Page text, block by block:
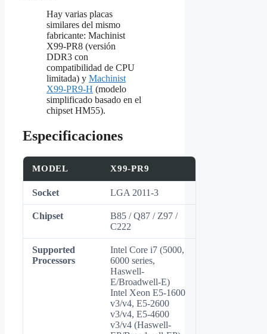
Hay varias placas
similares del mismo
fabricante: Machinist
X99‑PR8 (versión
DDR3 con
compatibilidad de CPU
limitada) y Machinist
X99‑PR9‑H (modelo
simplificado basado en el
chipset HM55).
Especificaciones
MODEL X99-PR9
Socket LGA 2011-3
Chipset
B85 / Q87 / Z97 /
C222
Supported
Processors
Intel Core i7 (5000,
6000 series,
Haswell-
E/Broadwell-E)
Intel Xeon E5-1600
v3/v4, E5-2600
v3/v4, E5-4600
v3/v4 (Haswell-